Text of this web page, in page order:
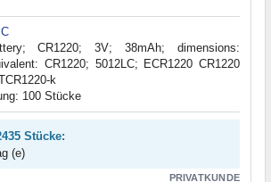
CR1220; 3V; 38mAh; dimensions:
CR1220; 5012LC; ECR1220 CR1220
k
100 Stücke
Stücke:
(e)
PRIVATKUNDE